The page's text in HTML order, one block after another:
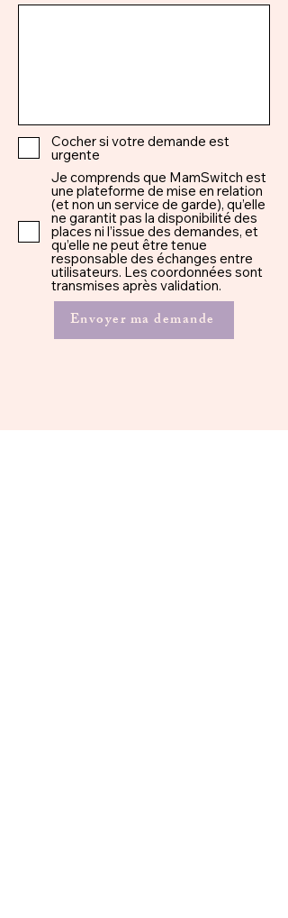
Cocher si votre demande est
urgente
Je comprends que MamSwitch est
une plateforme de mise en relation
(et non un service de garde), qu’elle
ne garantit pas la disponibilité des
places ni l’issue des demandes, et
qu’elle ne peut être tenue
responsable des échanges entre
utilisateurs. Les coordonnées sont
transmises après validation.
Envoyer ma demande